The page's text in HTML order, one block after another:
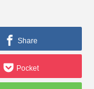
Share
Pocket